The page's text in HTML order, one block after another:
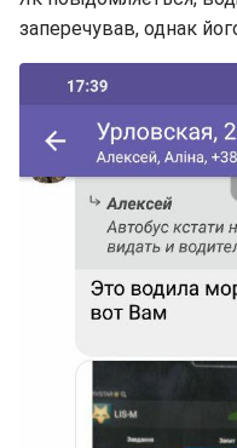
заперечував, однак